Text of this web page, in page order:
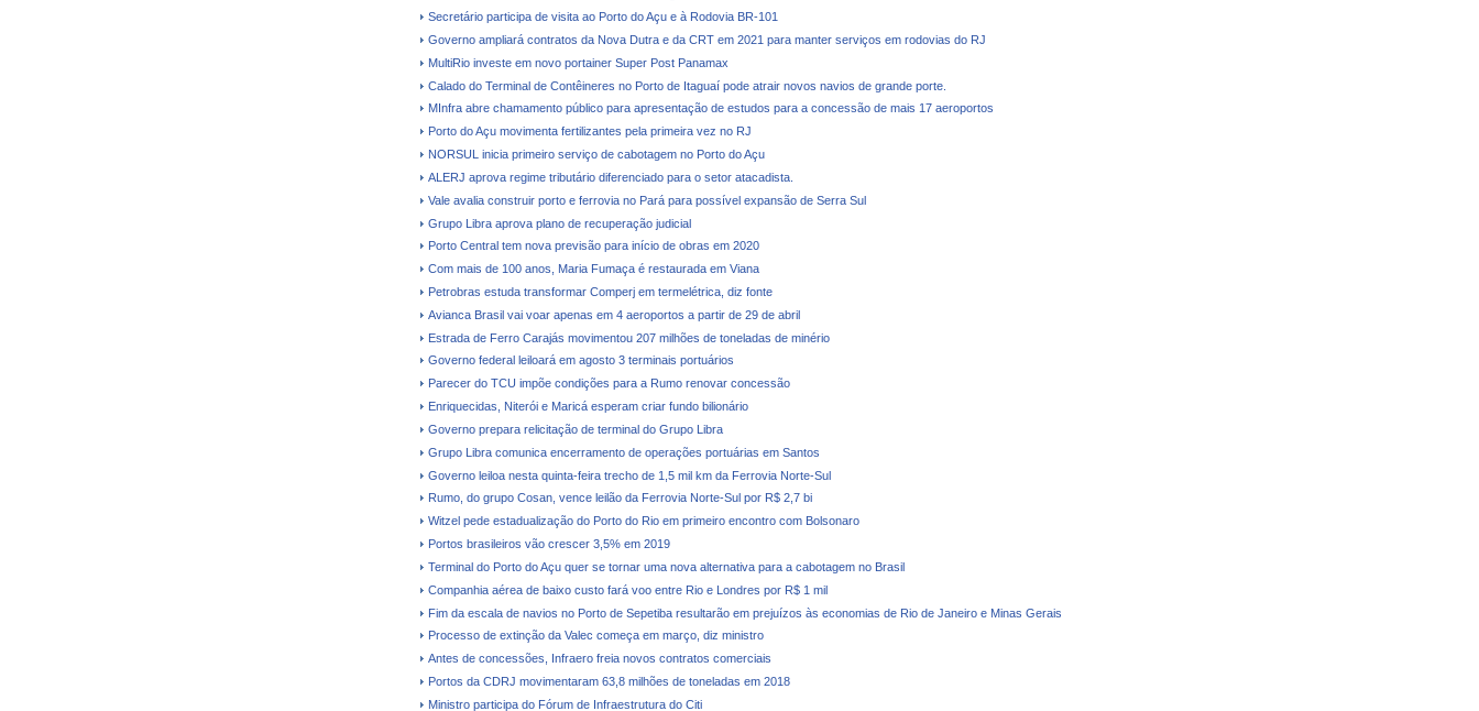
Secretário participa de visita ao Porto do Açu e à Rodovia BR-101
Governo ampliará contratos da Nova Dutra e da CRT em 2021 para manter serviços em rodovias do RJ
MultiRio investe em novo portainer Super Post Panamax
Calado do Terminal de Contêineres no Porto de Itaguaí pode atrair novos navios de grande porte.
MInfra abre chamamento público para apresentação de estudos para a concessão de mais 17 aeroportos
Porto do Açu movimenta fertilizantes pela primeira vez no RJ
NORSUL inicia primeiro serviço de cabotagem no Porto do Açu
ALERJ aprova regime tributário diferenciado para o setor atacadista.
Vale avalia construir porto e ferrovia no Pará para possível expansão de Serra Sul
Grupo Libra aprova plano de recuperação judicial
Porto Central tem nova previsão para início de obras em 2020
Com mais de 100 anos, Maria Fumaça é restaurada em Viana
Petrobras estuda transformar Comperj em termelétrica, diz fonte
Avianca Brasil vai voar apenas em 4 aeroportos a partir de 29 de abril
Estrada de Ferro Carajás movimentou 207 milhões de toneladas de minério
Governo federal leiloará em agosto 3 terminais portuários
Parecer do TCU impõe condições para a Rumo renovar concessão
Enriquecidas, Niterói e Maricá esperam criar fundo bilionário
Governo prepara relicitação de terminal do Grupo Libra
Grupo Libra comunica encerramento de operações portuárias em Santos
Governo leiloa nesta quinta-feira trecho de 1,5 mil km da Ferrovia Norte-Sul
Rumo, do grupo Cosan, vence leilão da Ferrovia Norte-Sul por R$ 2,7 bi
Witzel pede estadualização do Porto do Rio em primeiro encontro com Bolsonaro
Portos brasileiros vão crescer 3,5% em 2019
Terminal do Porto do Açu quer se tornar uma nova alternativa para a cabotagem no Brasil
Companhia aérea de baixo custo fará voo entre Rio e Londres por R$ 1 mil
Fim da escala de navios no Porto de Sepetiba resultarão em prejuízos às economias de Rio de Janeiro e Minas Gerais
Processo de extinção da Valec começa em março, diz ministro
Antes de concessões, Infraero freia novos contratos comerciais
Portos da CDRJ movimentaram 63,8 milhões de toneladas em 2018
Ministro participa do Fórum de Infraestrutura do Citi